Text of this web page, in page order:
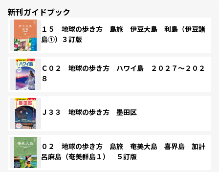
新刊ガイドブック
１５ 地球の歩き方 島旅 伊豆大島 利島（伊豆諸
島①）３訂版
Ｃ０２ 地球の歩き方 ハワイ島 ２０２７～２０２
８
Ｊ３３ 地球の歩き方 墨田区
０２ 地球の歩き方 島旅 奄美大島 喜界島 加計
呂麻島（奄美群島１） ５訂版